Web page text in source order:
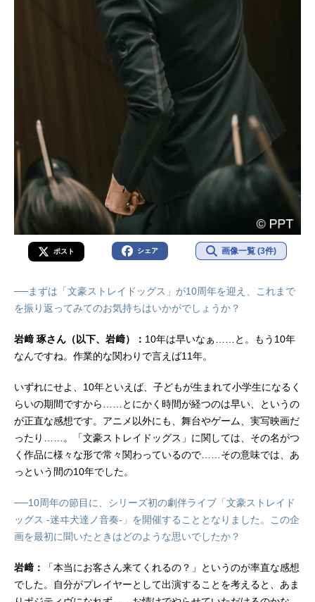
ポスト シェア 画像一覧 (3件)
──まずは「文豪ストレイドッグス」が10周年を迎え、これまで
を振り返ってみてのお気持ちはいかがでしょうか？
岩﨑 琢さん（以下、岩﨑）： 10年は早いなぁ……と。もう10年
なんですね。作業的な関わりで言えば11年。
いずれにせよ、10年といえば、子どもが生まれて小学生になるく
らいの期間ですから……とにかく時間が経つのは早い、というの
が正直な感想です。アニメ以外にも、舞台やゲーム、実写映画だ
ったり……。「文豪ストレイドッグス」に関しては、その名がつ
く作品に様々な形で常々関わっているので……その意味では、あ
っという間の10年でした。
──10周年の節目に、シリーズ初の劇伴ライブ「文豪ストレイド
ッグス -迷ヰ犬達ノ音奏-」を開催することとなりました。この企
画を最初に聞いたときはどのような思いでしたか？
岩﨑：
「本当にお客さん来てくれるの？」というのが率直な感想
でした。自分がプレイヤーとして出演することを考えると、あま